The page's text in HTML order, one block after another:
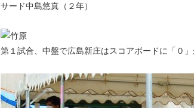
サード中島悠真（２年）
第１試合、中盤で広島新庄はスコアボードに「０」